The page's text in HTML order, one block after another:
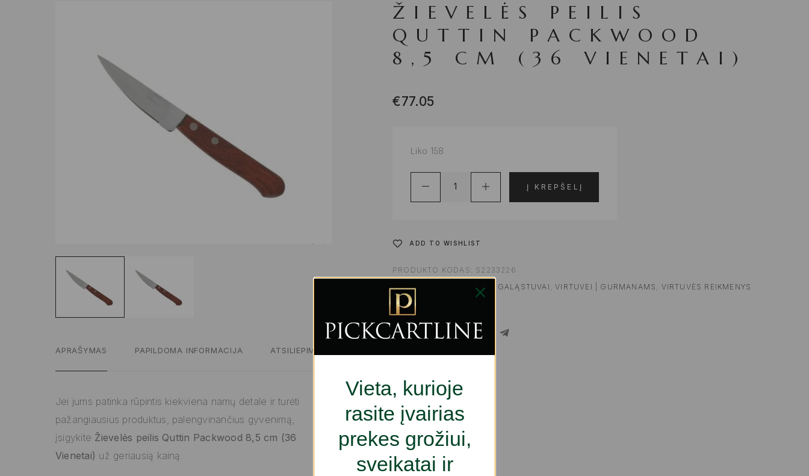
APRAŠYMAS PAPILDOMA INFORMACIJA ATSILIEPIMAI
Jei jums patinka rūpintis kiekviena namų detale ir turėti
pažangiausius produktus, palengvinančius gyvenimą,
įsigykite Žievelės peilis Quttin Packwood 8,5 cm (36
Vienetai) už geriausią kainą.
ŽIEVELĖS PEILIS
QUTTIN PACKWOOD
8,5 CM (36 VIENETAI)
€77.05
Liko 158
Į KREPŠELĮ
ADD TO WISHLIST
PRODUKTO KODAS: S2233226
KATEGORIJOS:
PEILIAI IR GALĄSTUVAI ,VIRTUVEI | GURMANAMS
VIRTUVĖS REIKMENYS
ŽYMA:
SHARE
Vieta, kurioje
rasite įvairias
prekes grožiui,
sveikatai ir